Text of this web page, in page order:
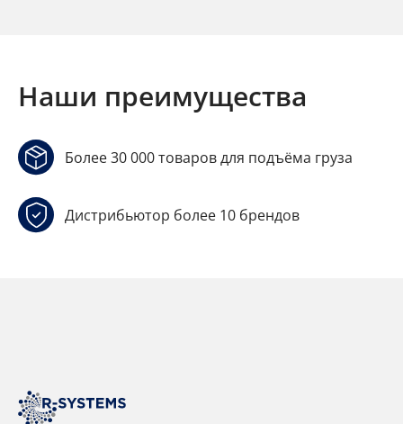
Наши преимущества
Более 30 000 товаров для подъёма груза
Дистрибьютор более 10 брендов